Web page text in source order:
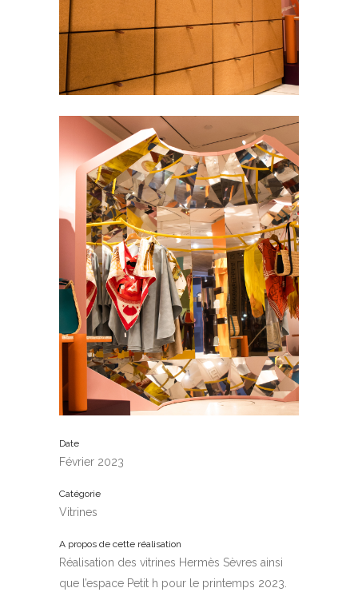
Date
Février 2023
Catégorie
Vitrines
A propos de cette réalisation
Réalisation des vitrines Hermès Sèvres ainsi
que l’espace Petit h pour le printemps 2023.